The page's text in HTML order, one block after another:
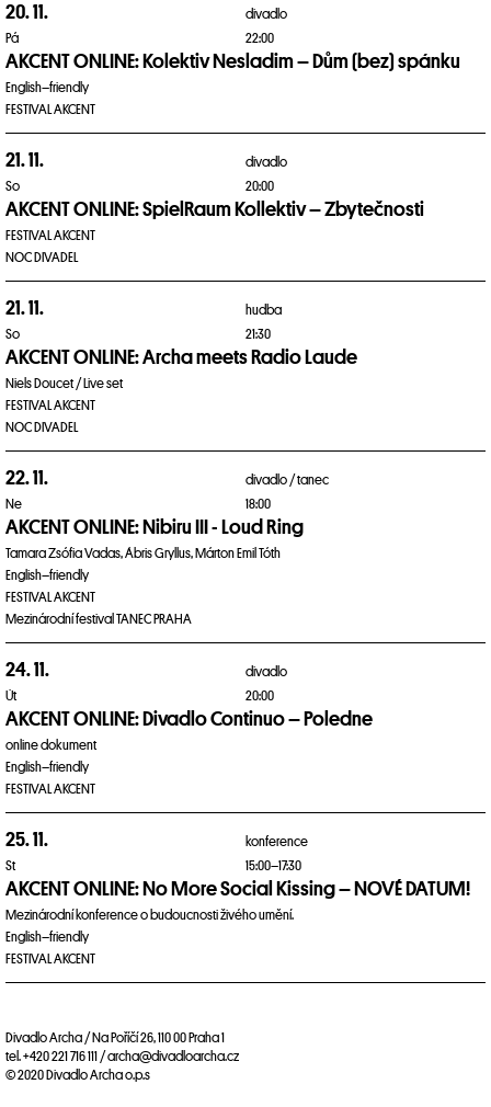
20. 11.
Pá
divadlo
22:00
AKCENT ONLINE: Kolektiv Nesladim – Dům (bez) spánku
English–friendly
FESTIVAL AKCENT
21. 11.
So
divadlo
20:00
AKCENT ONLINE: SpielRaum Kollektiv – Zbytečnosti
FESTIVAL AKCENT
NOC DIVADEL
21. 11.
So
hudba
21:30
AKCENT ONLINE: Archa meets Radio Laude
Niels Doucet / Live set
FESTIVAL AKCENT
NOC DIVADEL
22. 11.
Ne
divadlo /tanec
18:00
AKCENT ONLINE: Nibiru III - Loud Ring
Tamara Zsófia Vadas, Ábris Gryllus, Márton Emil Tóth
English–friendly
FESTIVAL AKCENT
Mezinárodní festival TANEC PRAHA
24. 11.
Út
divadlo
20:00
AKCENT ONLINE: Divadlo Continuo – Poledne
online dokument
English–friendly
FESTIVAL AKCENT
25. 11.
St
konference
15:00–17:30
AKCENT ONLINE: No More Social Kissing – NOVÉ DATUM!
Mezinárodní konference o budoucnosti živého umění.
English–friendly
FESTIVAL AKCENT
Divadlo Archa / Na Poříčí 26, 110 00 Praha 1
tel. +420 221 716 111 / archa@divadloarcha.cz
© 2020 Divadlo Archa o.p.s